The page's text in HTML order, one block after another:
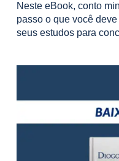
Neste eBook, conto
passo o que você
seus estudos para